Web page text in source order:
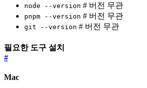
node --version # 버전 무관
pnpm --version # 버전 무관
git --version # 버전 무관
필요한 도구 설치
#
Mac